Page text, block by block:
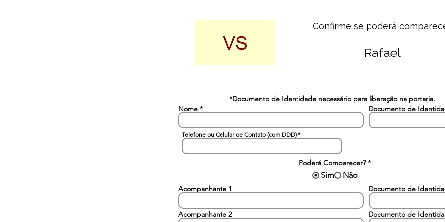
Confirme se poderá
Rafael
*Documento de Identidade necessário para liberação na portaria.
Nome
Documento de
Telefone ou Celular de Contato (com DDD)
Poderá Comparecer? *
Sim Não
Acompanhante 1 Documento de
Acompanhante 2 Documento de